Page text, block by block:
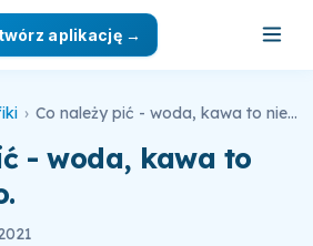
aplikację →
› Co należy pić - woda, kawa to nie wszystko.
- woda, kawa to